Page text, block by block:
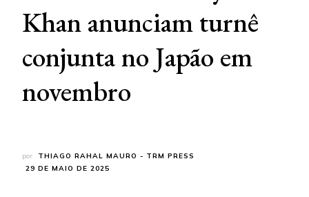
Khan anunciam turnê
conjunta no Japão em
novembro
por
THIAGO RAHAL MAURO - TRM PRESS
29 DE MAIO DE 2025